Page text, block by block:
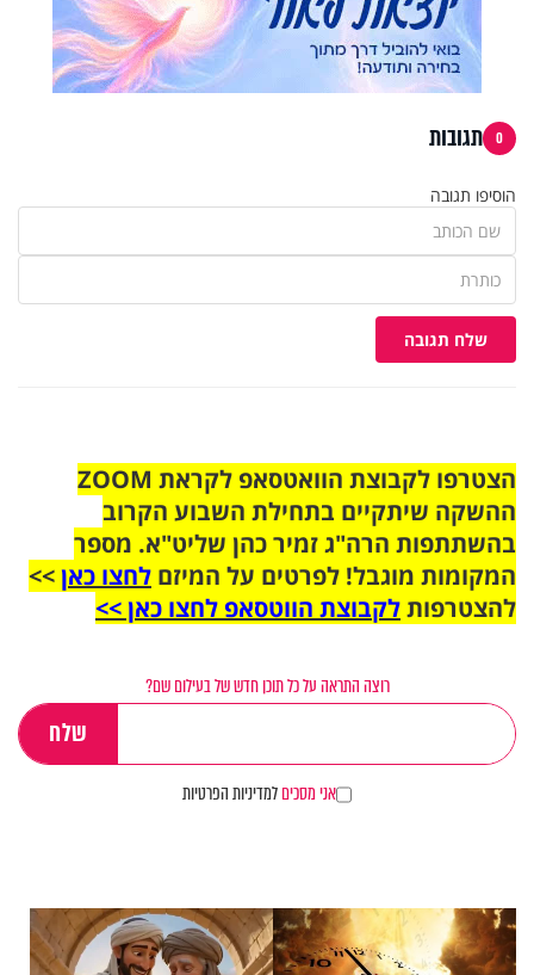
0 תגובות
הוסיפו תגובה
שלח תגובה
הצטרפו לקבוצת הוואטסאפ לקראת ZOOM
ההשקה שיתקיים בתחילת השבוע הקרוב
בהשתתפות הרה"ג זמיר כהן שליט"א. מספר
המקומות מוגבל! לפרטים על המיזם לחצו כאן>>
להצטרפותלקבוצת הווטסאפ לחצו כאן >>
רוצה התראה על כל תוכן חדש של בעילום שם?
אני מסכיםלמדיניות הפרטיות